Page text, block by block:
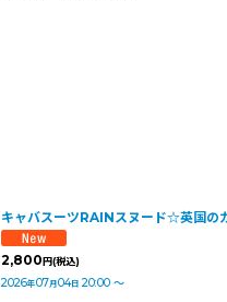
キャバスーツRAINスヌード☆英国の
2,800円(税込)
2026年07月04日 20:00 ～